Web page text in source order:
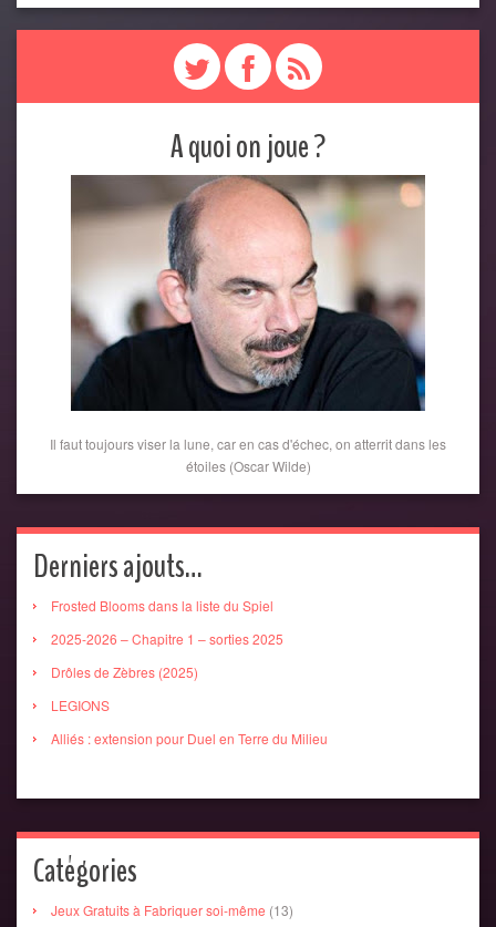
A quoi on joue ?
Il faut toujours viser la lune, car en cas d'échec, on atterrit dans les
étoiles (Oscar Wilde)
Derniers ajouts…
Frosted Blooms dans la liste du Spiel
2025-2026 – Chapitre 1 – sorties 2025
Drôles de Zèbres (2025)
LEGIONS
Alliés : extension pour Duel en Terre du Milieu
Catégories
Jeux Gratuits à Fabriquer soi-même (13)